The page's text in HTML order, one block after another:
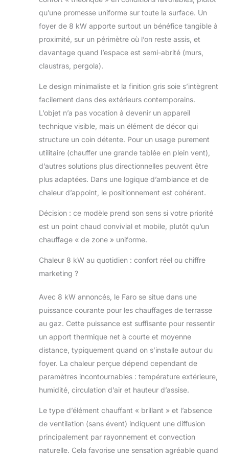
le capteur
d'inclinaison. Le
feu s'éteint
automatiquement
ou si la flamme
PROPRE: Notre
produit n'émet
pas d'odeur et de
fumée. Il est
utiliser un feu
stérilisant et un
rayonnement
infrarouge à
ondes courtes
pour éliminer les
pathogènes
atmosphériques
environnants.
consommation de
très faible, environ
Considérant que
la bouteille de gaz
standard pèse 11
kg, le temps de
atteindre jusqu'à
55 heures.
DÉCORATIF: Beau
minimaliste est
une superbe
décoration pour
ouvert ! Le boîtier
qu’une promesse uniforme sur toute la surface. Un
foyer de 8 kW apporte surtout un bénéfice tangible à
proximité, sur un périmètre où l’on reste assis, et
davantage quand l’espace est semi-abrité (murs,
claustras, pergola).
Le design minimaliste et la finition gris soie s’intègrent
facilement dans des extérieurs contemporains.
L’objet n’a pas vocation à devenir un appareil
technique visible, mais un élément de décor qui
structure un coin détente. Pour un usage purement
utilitaire (chauffer une grande tablée en plein vent),
d’autres solutions plus directionnelles peuvent être
plus adaptées. Dans une logique d’ambiance et de
chaleur d’appoint, le positionnement est cohérent.
Décision : ce modèle prend son sens si votre priorité
est un point chaud convivial et mobile, plutôt qu’un
chauffage « de zone » uniforme.
Chaleur 8 kW au quotidien : confort réel ou chiffre
marketing ?
Avec 8 kW annoncés, le Faro se situe dans une
puissance courante pour les chauffages de terrasse
au gaz. Cette puissance est suffisante pour ressentir
un apport thermique net à courte et moyenne
distance, typiquement quand on s’installe autour du
foyer. La chaleur perçue dépend cependant de
paramètres incontournables : température extérieure,
humidité, circulation d’air et hauteur d’assise.
Le type d’élément chauffant « brillant » et l’absence
de ventilation (sans évent) indiquent une diffusion
principalement par rayonnement et convection
naturelle. Cela favorise une sensation agréable quand